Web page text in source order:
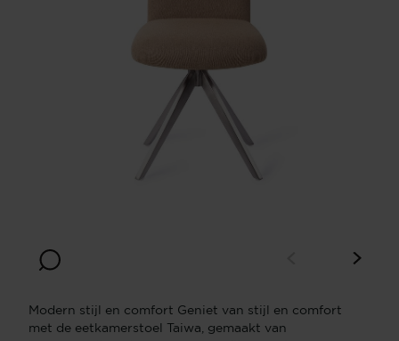
Modern stijl en comfort Geniet van stijl en comfort
met de eetkamerstoel Taiwa, gemaakt van